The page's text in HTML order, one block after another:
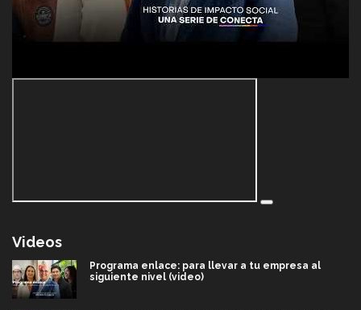
Videos
Programa enlace: para llevar a tu empresa al
siguiente nivel (video)